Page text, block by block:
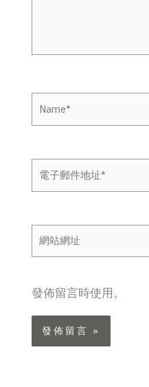
電
件
地
址
網
址
發佈留言時使用。